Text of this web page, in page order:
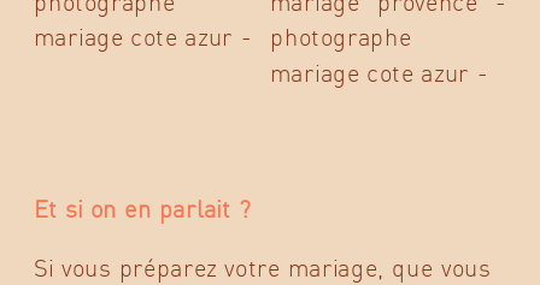
Et si on en parlait ?
Si vous préparez votre mariage, que vous